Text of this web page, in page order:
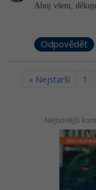
Ahoj všem,
Odpovědět
« Nejstarší 1
Nejnovější